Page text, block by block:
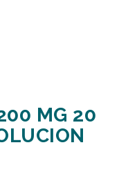
MG 20